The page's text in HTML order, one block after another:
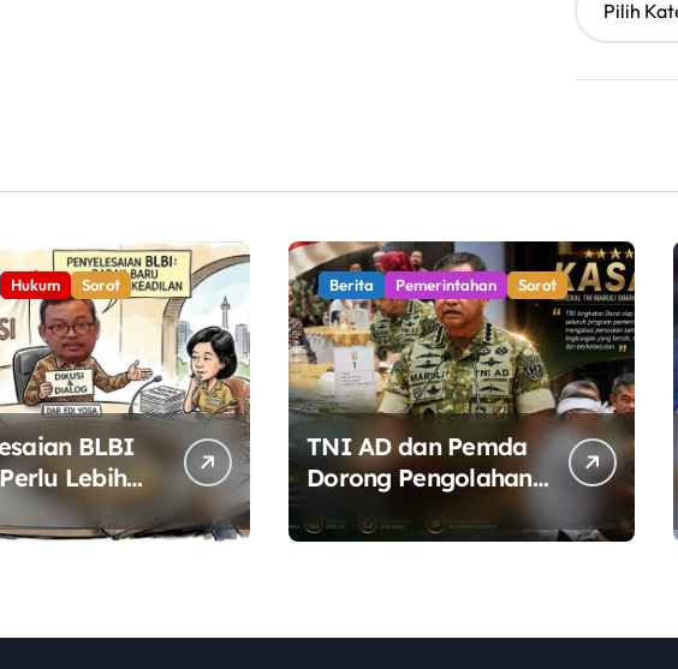
Hukum Sorot
BLBI
Lebih
Pemerintah
Buka Ruang
Berita Pemerintahan Sorot
TNI AD dan Pemda
Dorong Pengolahan
Teknologi Pirolisis